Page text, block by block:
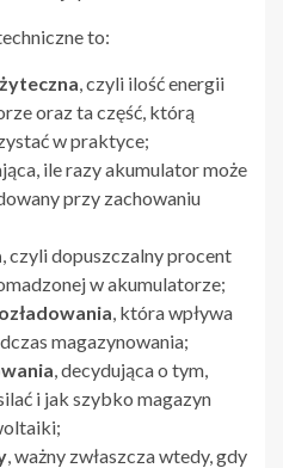
to:
, czyli ilość energii
oraz ta część, którą
w praktyce;
ile razy akumulator może
przy zachowaniu
, czyli dopuszczalny procent
w akumulatorze;
, która wpływa
magazynowania;
, decydująca o tym,
i jak szybko magazyn
, ważny zwłaszcza wtedy, gdy